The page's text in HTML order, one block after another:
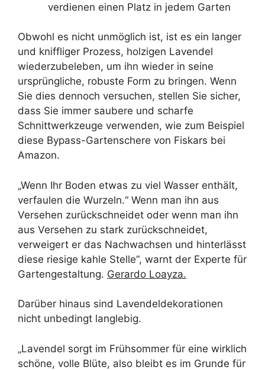
verdienen einen Platz in jedem Garten
Obwohl es nicht unmöglich ist, ist es ein langer
und kniffliger Prozess, holzigen Lavendel
wiederzubeleben, um ihn wieder in seine
ursprüngliche, robuste Form zu bringen. Wenn
Sie dies dennoch versuchen, stellen Sie sicher,
dass Sie immer saubere und scharfe
Schnittwerkzeuge verwenden, wie zum Beispiel
diese Bypass-Gartenschere von Fiskars bei
Amazon.
„Wenn Ihr Boden etwas zu viel Wasser enthält,
verfaulen die Wurzeln.“ Wenn man ihn aus
Versehen zurückschneidet oder wenn man ihn
aus Versehen zu stark zurückschneidet,
verweigert er das Nachwachsen und hinterlässt
diese riesige kahle Stelle“, warnt der Experte für
Gartengestaltung. Gerardo Loayza.
Darüber hinaus sind Lavendeldekorationen
nicht unbedingt langlebig.
„Lavendel sorgt im Frühsommer für eine wirklich
schöne, volle Blüte, also bleibt es im Grunde für